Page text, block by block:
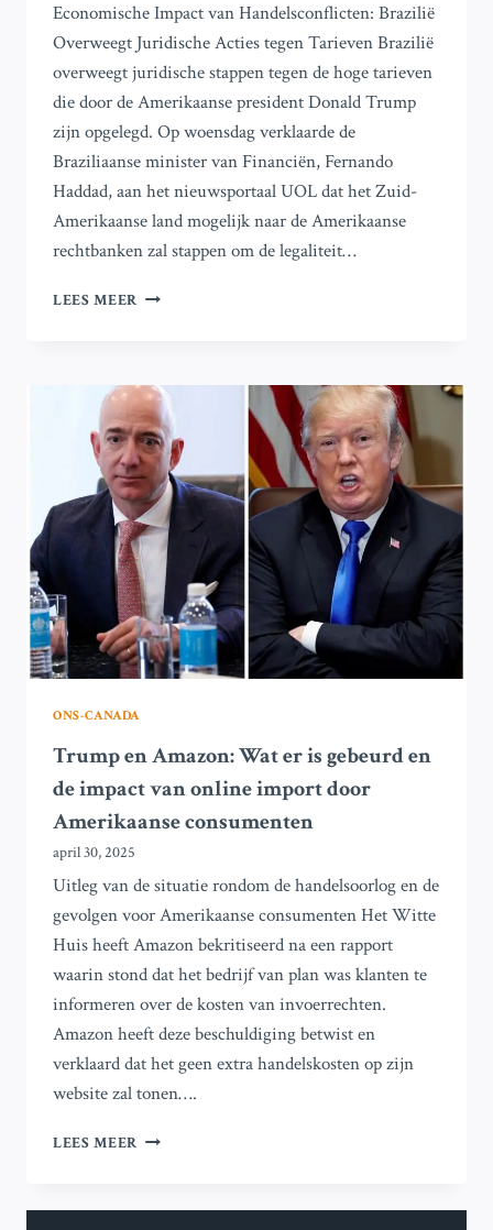
Economische Impact van Handelsconflicten: Brazilië
Overweegt Juridische Acties tegen Tarieven Brazilië
overweegt juridische stappen tegen de hoge tarieven
die door de Amerikaanse president Donald Trump
zijn opgelegd. Op woensdag verklaarde de
Braziliaanse minister van Financiën, Fernando
Haddad, aan het nieuwsportaal UOL dat het Zuid-
Amerikaanse land mogelijk naar de Amerikaanse
rechtbanken zal stappen om de legaliteit…
LEES MEER BRAZILIË
TEGEN
TARIEVEN
WEGENS
IMPACT
OP
AMERIKAANSE
CONSUMENTEN
ONS-CANADA
Trump en Amazon: Wat er is gebeurd en
de impact van online import door
Amerikaanse consumenten
april 30, 2025
Uitleg van de situatie rondom de handelsoorlog en de
gevolgen voor Amerikaanse consumenten Het Witte
Huis heeft Amazon bekritiseerd na een rapport
waarin stond dat het bedrijf van plan was klanten te
informeren over de kosten van invoerrechten.
Amazon heeft deze beschuldiging betwist en
verklaard dat het geen extra handelskosten op zijn
website zal tonen….
LEES MEER TRUMP
WAT